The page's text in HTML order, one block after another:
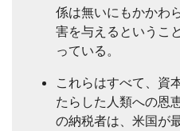
係は無いにもかかわ
害を与えるというこ
っている。
これらはすべて、資
たらした人類への恩
の納税者は、米国が